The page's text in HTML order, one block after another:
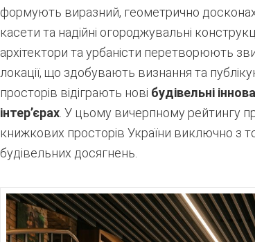
формують виразний, геометрично
касети та надійні огороджувальні
архітектори та урбаністи перетворюють
локації, що здобувають визнання та
просторів відіграють нові будівельні
інтер’єрах. У цьому вичерпному рейтингу
книжкових просторів України виключно з
будівельних досягнень.